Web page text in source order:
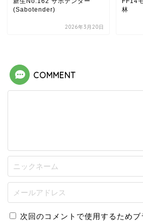
(Sabotender)
2026年3月20日
林
COMMENT
次回のコメントで使用するため